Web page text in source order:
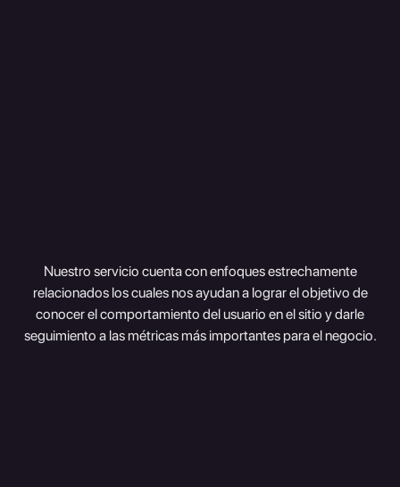
Nuestro servicio cuenta con enfoques estrechamente
relacionados los cuales nos ayudan a lograr el objetivo de
conocer el comportamiento del usuario en el sitio y darle
seguimiento a las métricas más importantes para el negocio.